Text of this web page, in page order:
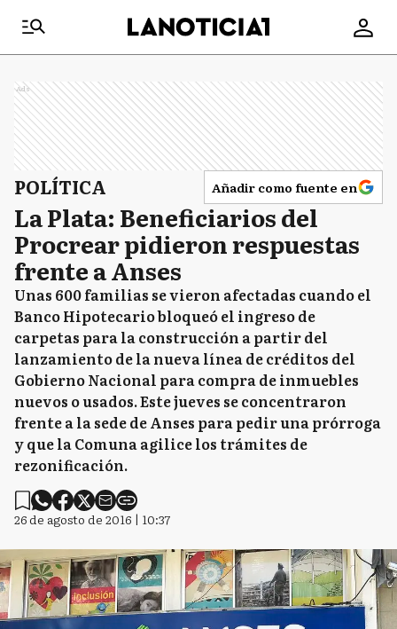
Ads
POLÍTICA Añadir como fuente en
La Plata: Beneficiarios del
Procrear pidieron respuestas
frente a Anses
Unas 600 familias se vieron afectadas cuando el
Banco Hipotecario bloqueó el ingreso de
carpetas para la construcción a partir del
lanzamiento de la nueva línea de créditos del
Gobierno Nacional para compra de inmuebles
nuevos o usados. Este jueves se concentraron
frente a la sede de Anses para pedir una prórroga
y que la Comuna agilice los trámites de
rezonificación.
26 de agosto de 2016 | 10:37